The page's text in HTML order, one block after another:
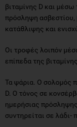
βιταμίνης D και
πρόσληψη ασβεστίου,
κατάθλιψης και
Οι τροφές λοιπόν
επίπεδα της
Τα ψάρια. Ο σολομός
D. Ο τόνος σε
ημερήσιας
συντηρείται σε λάδι-